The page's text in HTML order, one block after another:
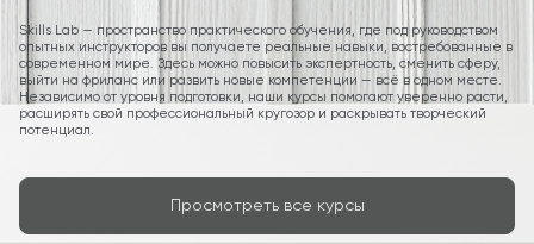
Skills Lab — пространство практического обучения, где под руководством
опытных инструкторов вы получаете реальные навыки, востребованные в
современном мире. Здесь можно повысить экспертность, сменить сферу,
выйти на фриланс или развить новые компетенции — всё в одном месте.
Независимо от уровня подготовки, наши курсы помогают уверенно расти,
расширять свой профессиональный кругозор и раскрывать творческий
потенциал.
Просмотреть все курсы